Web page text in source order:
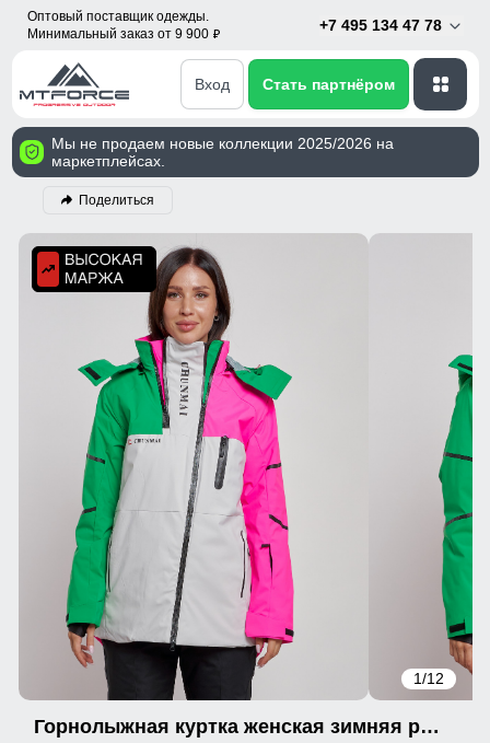
Оптовый поставщик одежды.
Минимальный заказ от 9 900 p
+7 495 134 47 78
Вход Стать партнёром
Мы не продаем новые коллекции 2025/2026 на
маркетплейсах.
Поделиться
1/12
Горнолыжная куртка женская зимняя розового цвета 2322R